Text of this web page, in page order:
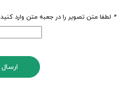
* لطفا متن تصویر را در جعبه متن وارد کنید
ارسال